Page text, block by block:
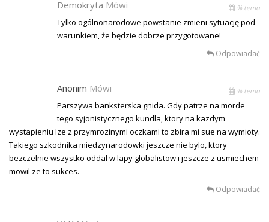
Demokryta Mówi % temu
Tylko ogólnonarodowe powstanie zmieni sytuację pod
warunkiem, że będzie dobrze przygotowane!
Odpowiadać
Anonim Mówi % temu
Parszywa banksterska gnida. Gdy patrze na morde
tego syjonistycznego kundla, ktory na kazdym
wystapieniu lze z przymrozinymi oczkami to zbira mi sue na wymioty.
Takiego szkodnika miedzynarodowki jeszcze nie bylo, ktory
bezczelnie wszystko oddal w lapy globalistow i jeszcze z usmiechem
mowil ze to sukces.
Odpowiadać